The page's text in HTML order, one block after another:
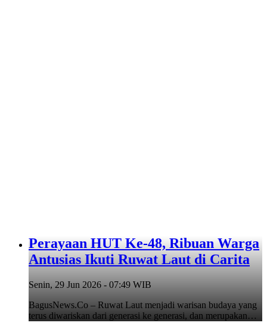
Perayaan HUT Ke-48, Ribuan Warga
Antusias Ikuti Ruwat Laut di Carita
Senin, 29 Jun 2026 - 07:49 WIB
BagusNews.Co – Ruwat Laut menjadi warisan budaya yang
terus diwariskan dari generasi ke generasi, dan merupakan…